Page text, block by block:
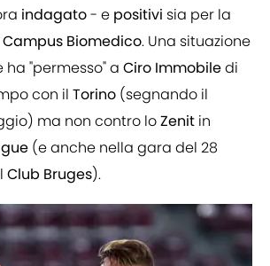
indagato- e positivi sia per la
Campus Biomedico. Una situazione
"permesso" a Ciro Immobiledi
con il Torino (segnando il
ma non contro loZenit in
(e anche nella gara del 28
Club Bruges).